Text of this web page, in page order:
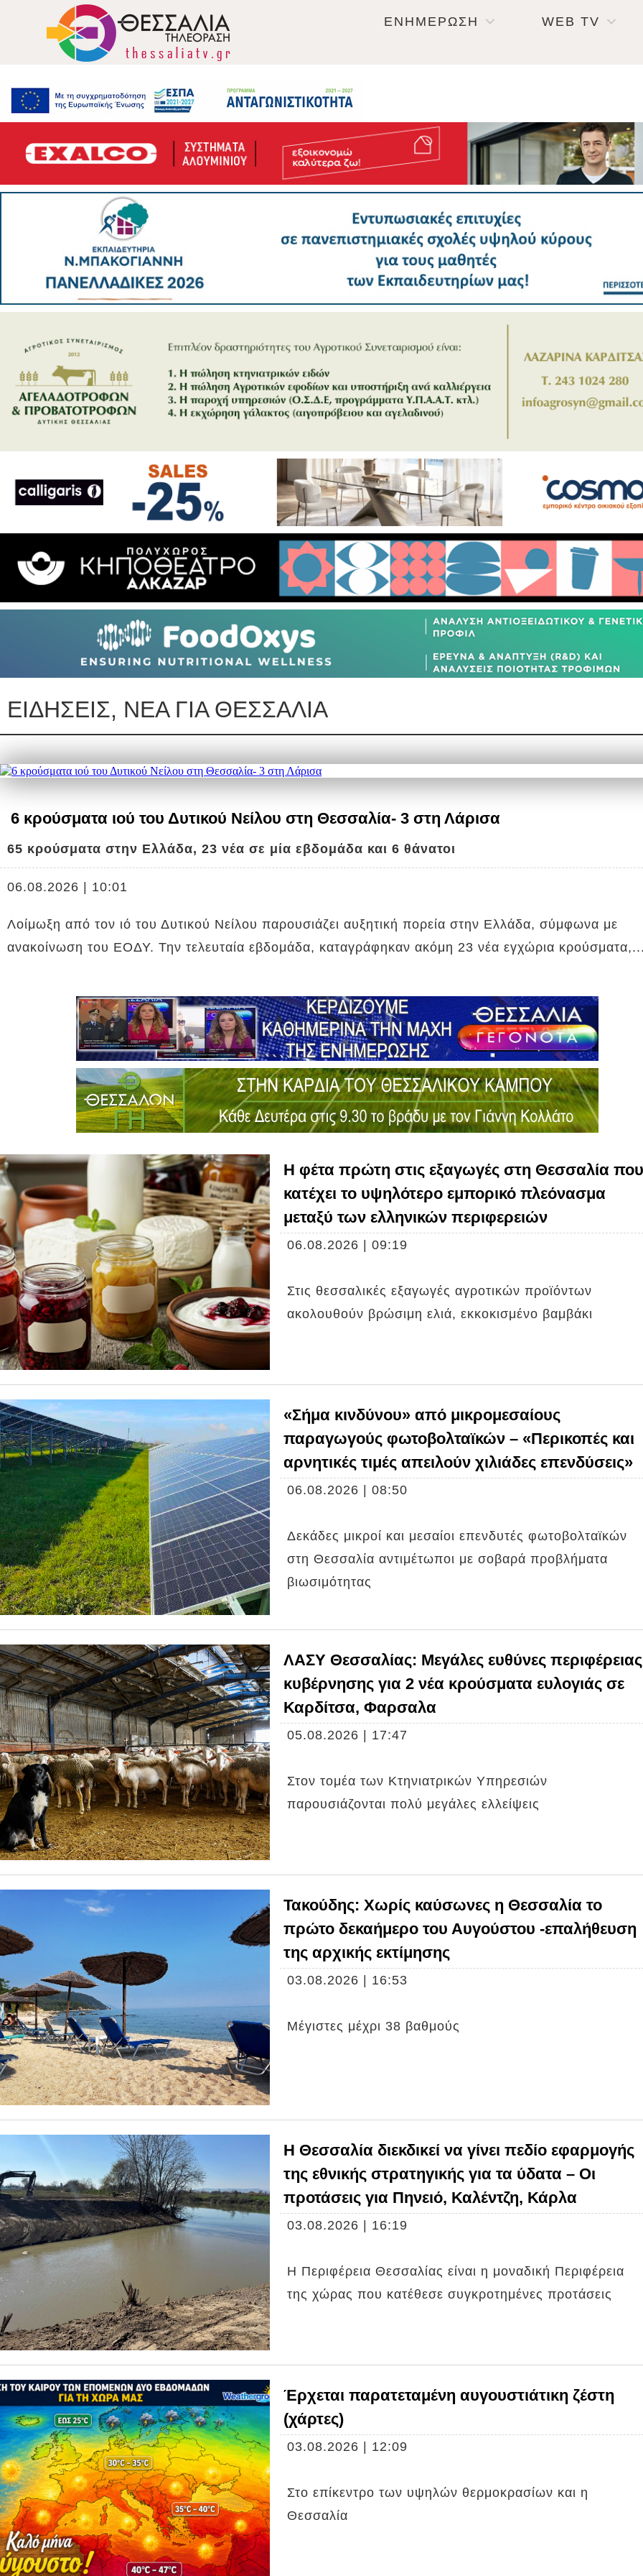
ΕΝΗΜΕΡΩΣΗ WEB TV
ΕΙΔΗΣΕΙΣ, ΝΕΑ ΓΙΑ ΘΕΣΣΑΛΙΑ
6 κρούσματα ιού του Δυτικού Νείλου στη Θεσσαλία- 3 στη Λάρισα
65 κρούσματα στην Ελλάδα, 23 νέα σε μία εβδομάδα και 6 θάνατοι
06.08.2026 | 10:01
Λοίμωξη από τον ιό του Δυτικού Νείλου παρουσιάζει αυξητική πορεία στην Ελλάδα, σύμφωνα με
ανακοίνωση του ΕΟΔΥ. Την τελευταία εβδομάδα, καταγράφηκαν ακόμη 23 νέα εγχώρια
Η φέτα πρώτη στις εξαγωγές στη Θεσσαλία που
κατέχει το υψηλότερο εμπορικό πλεόνασμα
μεταξύ των ελληνικών περιφερειών
06.08.2026 | 09:19
Στις θεσσαλικές εξαγωγές αγροτικών προϊόντων
ακολουθούν βρώσιμη ελιά, εκκοκισμένο βαμβάκι
«Σήμα κινδύνου» από μικρομεσαίους
παραγωγούς φωτοβολταϊκών – «Περικοπές και
αρνητικές τιμές απειλούν χιλιάδες επενδύσεις»
06.08.2026 | 08:50
Δεκάδες μικροί και μεσαίοι επενδυτές φωτοβολταϊκών
στη Θεσσαλία αντιμέτωποι με σοβαρά προβλήματα
βιωσιμότητας
ΛΑΣΥ Θεσσαλίας: Μεγάλες ευθύνες
κυβέρνησης για 2 νέα κρούσματα ευλογιάς σε
Καρδίτσα, Φαρσαλα
05.08.2026 | 17:47
Στον τομέα των Κτηνιατρικών Υπηρεσιών
παρουσιάζονται πολύ μεγάλες ελλείψεις
Τακούδης: Χωρίς καύσωνες η Θεσσαλία το
πρώτο δεκαήμερο του Αυγούστου -επαλήθευση
της αρχικής εκτίμησης
03.08.2026 | 16:53
Μέγιστες μέχρι 38 βαθμούς
Η Θεσσαλία διεκδικεί να γίνει πεδίο εφαρμογής
της εθνικής στρατηγικής για τα ύδατα – Oι
προτάσεις για Πηνειό, Καλέντζη, Κάρλα
03.08.2026 | 16:19
H Περιφέρεια Θεσσαλίας είναι η μοναδική Περιφέρεια
της χώρας που κατέθεσε συγκροτημένες προτάσεις
Έρχεται παρατεταμένη αυγουστιάτικη ζέστη
(χάρτες)
03.08.2026 | 12:09
Στο επίκεντρο των υψηλών θερμοκρασίων και η
Θεσσαλία